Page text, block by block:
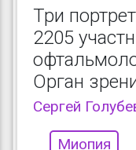
Три
2205
Орган
Сергей
Миопия